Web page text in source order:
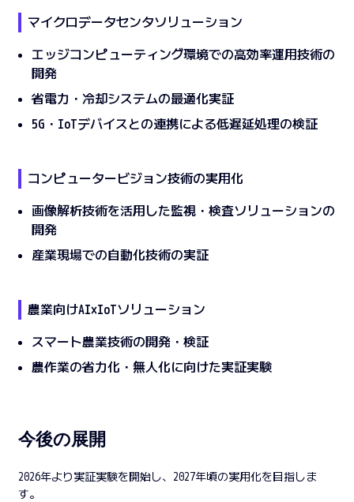
マイクロデータセンタソリューション
エッジコンピューティング環境での高効率運用技術の
開発
省電力・冷却システムの最適化実証
5G・IoTデバイスとの連携による低遅延処理の検証
コンピュータービジョン技術の実用化
画像解析技術を活用した監視・検査ソリューションの
開発
産業現場での自動化技術の実証
農業向けAI×IoTソリューション
スマート農業技術の開発・検証
農作業の省力化・無人化に向けた実証実験
今後の展開
2026年より実証実験を開始し、2027年頃の実用化を目指しま
す。